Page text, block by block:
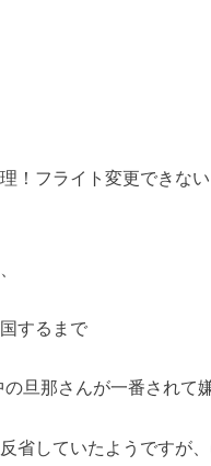
！フライト変更できな
するまで
旦那さんが一番されて
省していたようですが